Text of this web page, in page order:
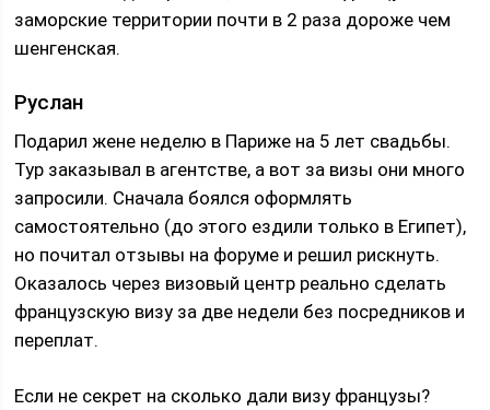
заморские территории почти в 2 раза дороже чем
шенгенская.
Руслан
Подарил жене неделю в Париже на 5 лет свадьбы.
Тур заказывал в агентстве, а вот за визы они много
запросили. Сначала боялся оформлять
самостоятельно (до этого ездили только в Египет),
но почитал отзывы на форуме и решил рискнуть.
Оказалось через визовый центр реально сделать
французскую визу за две недели без посредников и
переплат.
Если не секрет на сколько дали визу французы?